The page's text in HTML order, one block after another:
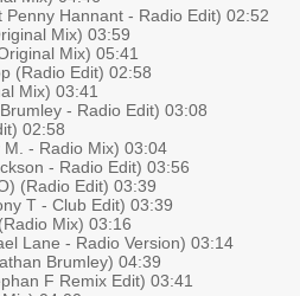
Hannant - Radio Edit) 02:52
Mix) 03:59
Mix) 05:41
(Radio Edit) 02:58
Mix) 03:41
- Radio Edit) 03:08
02:58
M. - Radio Mix) 03:04
- Radio Edit) 03:56
(Radio Edit) 03:39
T - Club Edit) 03:39
Mix) 03:16
Lane - Radio Version) 03:14
Brumley) 04:39
F Remix Edit) 03:41